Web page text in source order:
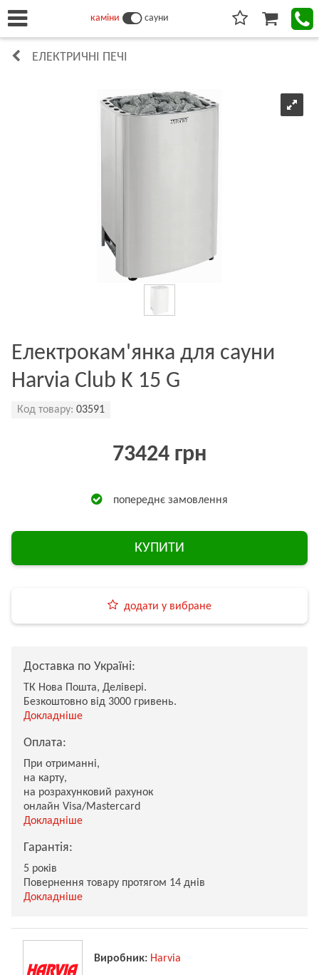
каміни сауни
ЕЛЕКТРИЧНІ ПЕЧІ
Електрокам'янка для сауни
Harvia Club K 15 G
Код товару: 03591
73424 грн
попереднє замовлення
КУПИТИ
додати у вибране
Доставка по Україні:
ТК Нова Пошта, Делівері.
Безкоштовно від 3000 гривень.
Докладніше
Оплата:
При отриманні,
на карту,
на розрахунковий рахунок
онлайн Visa/Mastercard
Докладніше
Гарантія:
5 років
Повернення товару протягом 14 днів
Докладніше
Виробник: Harvia